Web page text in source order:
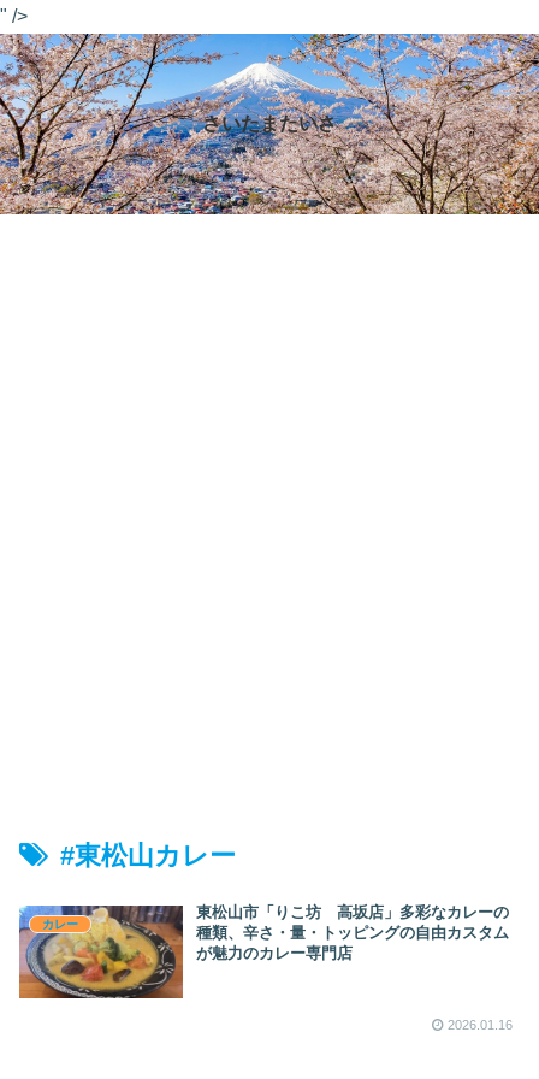
" />
さいたまたいさ
#東松山カレー
カレー
東松山市「りこ坊 高坂店」多彩なカレーの
種類、辛さ・量・トッピングの自由カスタム
が魅力のカレー専門店
2026.01.16